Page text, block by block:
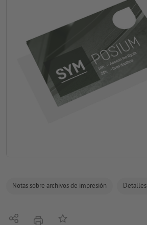
Notas sobre archivos de impresión
CompartirimprimirAñadir a lista de favoritos